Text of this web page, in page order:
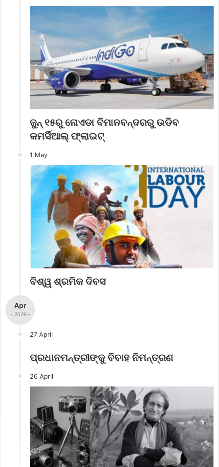
ଜୁନ୍ ୧୫ରୁ ନୋଏଡା ବିମାନବନ୍ଦରରୁ ଉଡିବ
କମର୍ସିଆଲ୍ ଫ୍ଲାଇଟ୍
1 May
ବିଶ୍ୱ ଶ୍ରମିକ ଦିବସ
Apr
- 2026 -
27 April
ପ୍ରଧାନମନ୍ତ୍ରୀଙ୍କୁ ବିବାହ ନିମନ୍ତ୍ରଣ
26 April